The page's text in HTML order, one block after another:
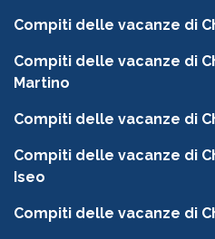
Compiti delle vacanze di
Compiti delle vacanze di
Martino
Compiti delle vacanze di
Compiti delle vacanze di
Iseo
Compiti delle vacanze di